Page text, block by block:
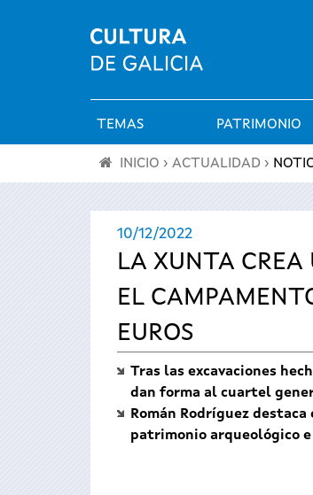
Menú
principal
TEMAS PATRIMONIO
encuentra
aquí
INICIO › ACTUALIDAD ›
10/12/2022
LA XUNTA CREA
EL
EUROS
Tras las excavaciones
dan forma al cuartel
Román Rodríguez
patrimonio arqueológico